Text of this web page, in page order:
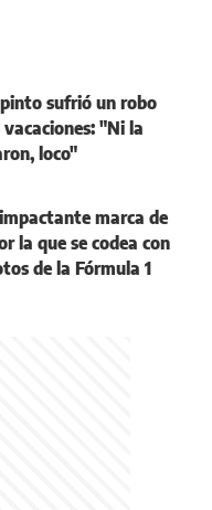
sufrió un robo
"Ni la
loco"
marca de
la que se codea con
de la Fórmula 1